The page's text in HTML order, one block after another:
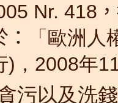
Nr. 418 ，
「歐洲
)，2008年
污以及洗